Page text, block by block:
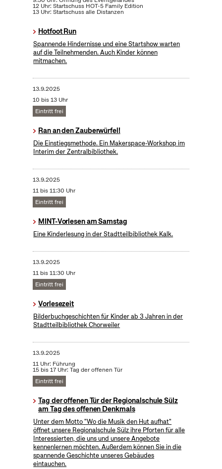
12 Uhr: Startschuss HOT-5 Family Edition
13 Uhr: Startschuss alle Distanzen
Hotfoot Run
Spannende Hindernisse und eine Startshow warten
auf die Teilnehmenden. Auch Kinder können
mitmachen.
13.9.2025
10 bis 13 Uhr
Eintritt frei
Ran an den Zauberwürfel!
Die Einstiegsmethode. Ein Makerspace-Workshop im
Interim der Zentralbibliothek.
13.9.2025
11 bis 11:30 Uhr
Eintritt frei
MINT-Vorlesen am Samstag
Eine Kinderlesung in der Stadtteilbibliothek Kalk.
13.9.2025
11 bis 11:30 Uhr
Eintritt frei
Vorlesezeit
Bilderbuchgeschichten für Kinder ab 3 Jahren in der
Stadtteilbibliothek Chorweiler
13.9.2025
11 Uhr: Führung
15 bis 17 Uhr: Tag der offenen Tür
Eintritt frei
Tag der offenen Tür der Regionalschule Sülz
am Tag des offenen Denkmals
Unter dem Motto "Wo die Musik den Hut aufhat"
öffnet unsere Regionalschule Sülz ihre Pforten für alle
Interessierten, die uns und unsere Angebote
kennenlernen möchten. Außerdem können Sie in die
spannende Geschichte unseres Gebäudes
eintauchen.